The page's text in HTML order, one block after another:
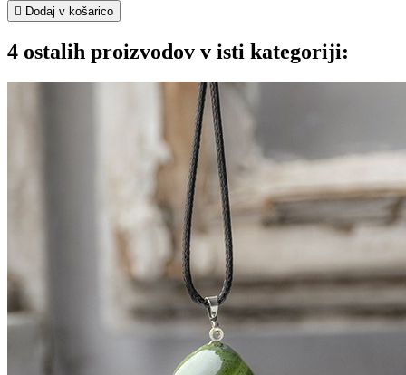
 Dodaj v košarico
4 ostalih proizvodov v isti kategoriji: